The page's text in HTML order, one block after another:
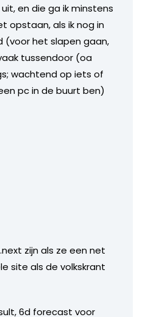
en die ga ik minstens
opstaan, als ik nog in
(voor het slapen gaan,
tussendoor (oa
wachtend op iets of
pc in de buurt ben)
zijn als ze een net
site als de volkskrant
6d forecast voor